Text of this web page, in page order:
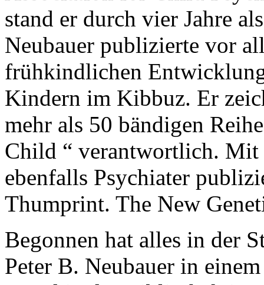
stand er durch vier Jahre
Neubauer publizierte vor
frühkindlichen
Kindern im Kibbuz. Er
mehr als 50 bändigen
Child “ verantwortlich. Mit
ebenfalls Psychiater
Thumprint. The New
Begonnen hat alles in der
Peter B. Neubauer in